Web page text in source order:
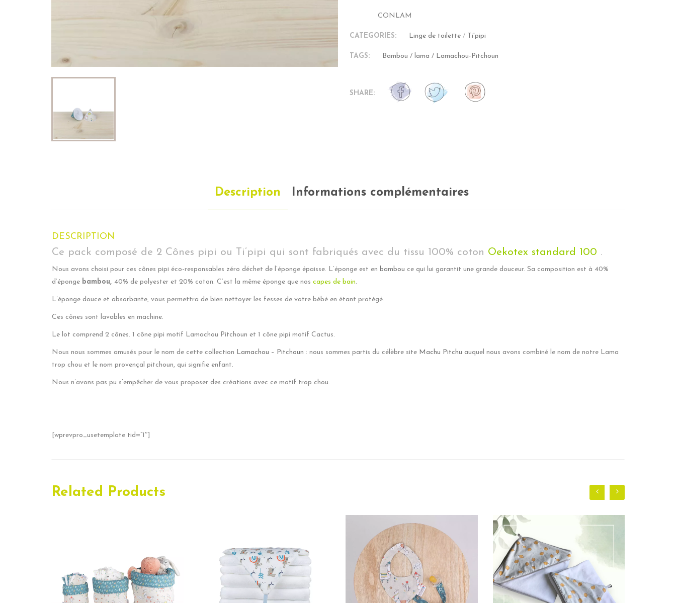
CONLAM
CATEGORIES: Linge de toilette/ Ti'pipi
TAGS: Bambou / lama / Lamachou-Pitchoun
SHARE:
Description Informations complémentaires
DESCRIPTION
Ce pack composé de 2 Cônes pipi ou Ti’pipi qui sont fabriqués avec du tissu 100% coton Oekotex standard 100 .
Nous avons choisi pour ces cônes pipi éco-responsables zéro déchet de l’éponge épaisse. L’éponge est en bambou ce qui lui garantit une grande douceur. Sa composition est à 40%
d’éponge bambou, 40% de polyester et 20% coton. C’est la même éponge que nos capes de bain.
L’éponge douce et absorbante, vous permettra de bien nettoyer les fesses de votre bébé en étant protégé.
Ces cônes sont lavables en machine.
Le lot comprend 2 cônes. 1 cône pipi motif Lamachou Pitchoun et 1 cône pipi motif Cactus.
Nous nous sommes amusés pour le nom de cette collection Lamachou – Pitchoun : nous sommes partis du célèbre site Machu Pitchu auquel nous avons combiné le nom de notre Lama
trop chou et le nom provençal pitchoun, qui signifie enfant.
Nous n’avons pas pu s’empêcher de vous proposer des créations avec ce motif trop chou.
[wprevpro_usetemplate tid=”1″]
Related Products